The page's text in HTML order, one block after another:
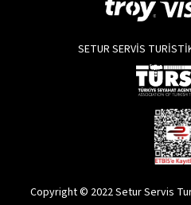
SETUR SERVİS
Copyright © 2022 Setur Servis